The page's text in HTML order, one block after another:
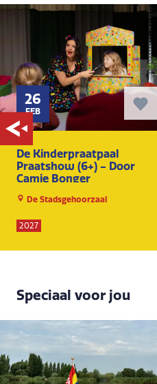
26
FEB
De Kinderpraatpaal
Praatshow (6+) - Door
Camie Bonger
De Stadsgehoorzaal
2027
Speciaal voor jou